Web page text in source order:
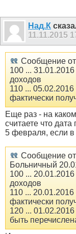
Над.К
11.11.2015
Сообщение от
100 ...
доходов
110 ...
фактически
Еще раз - на
считаете что
5 февраля, если в
Сообщение от
Больничный
100 ...
доходов
110 ...
фактически
120 ...
быть